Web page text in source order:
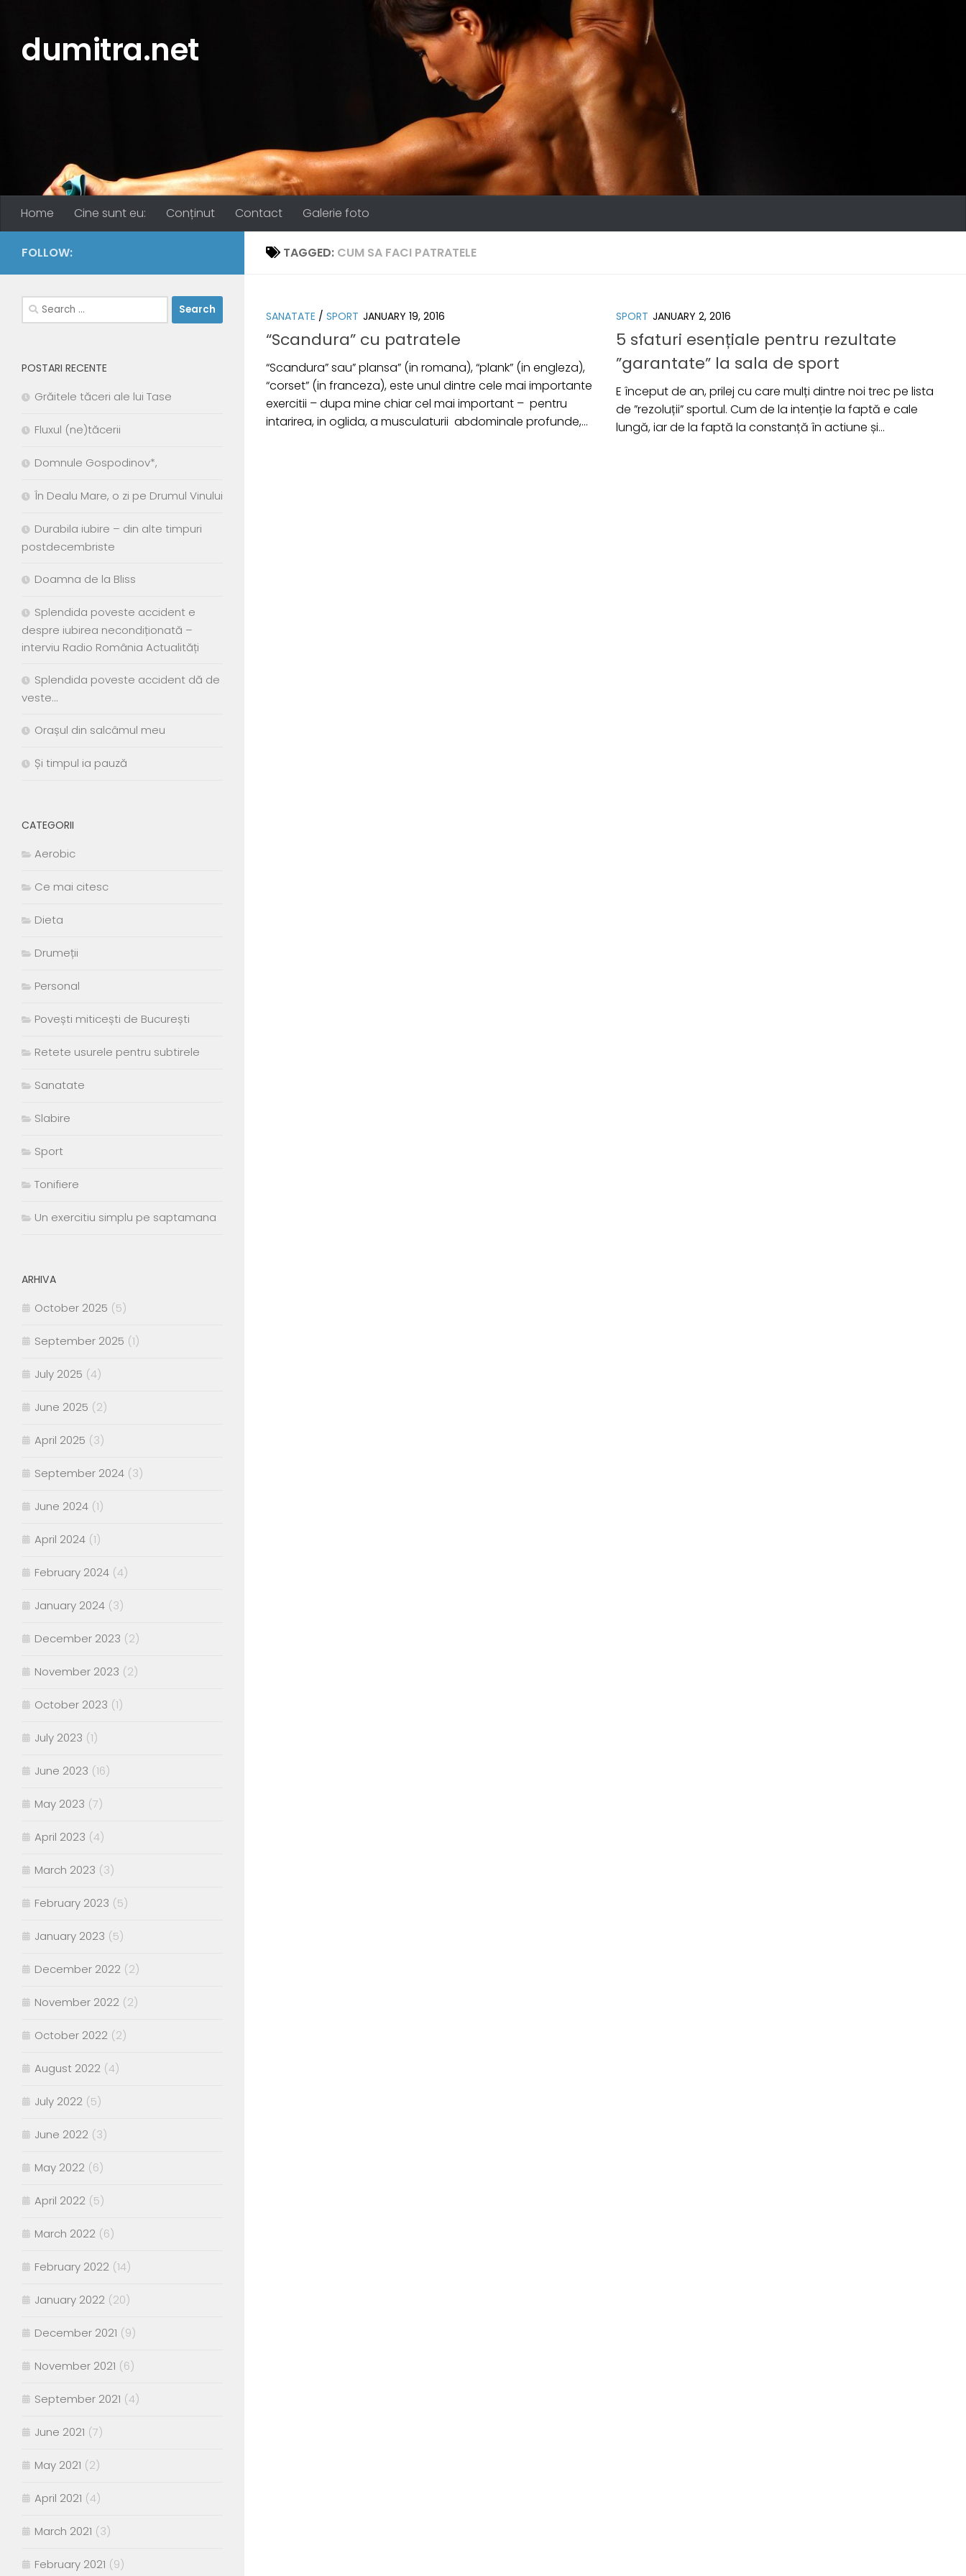
dumitra.net
Home Cine sunt eu: Conținut Contact Galerie foto
TAGGED: CUM SA FACI PATRATELE
SANATATE / SPORT JANUARY 19, 2016
“Scandura” cu patratele
“Scandura” sau” plansa” (in romana), “plank” (in engleza),
“corset” (in franceza), este unul dintre cele mai importante
exercitii – dupa mine chiar cel mai important – pentru
intarirea, in oglida, a musculaturii abdominale profunde,...
SPORT JANUARY 2, 2016
5 sfaturi esențiale pentru rezultate
”garantate” la sala de sport
E început de an, prilej cu care mulți dintre noi trec pe lista
de ”rezoluții” sportul. Cum de la intenție la faptă e cale
lungă, iar de la faptă la constanță în actiune și...
FOLLOW:
Search
for:
POSTARI RECENTE
Grăitele tăceri ale lui Tase
Fluxul (ne)tăcerii
Domnule Gospodinov*,
În Dealu Mare, o zi pe Drumul Vinului
Durabila iubire – din alte timpuri
postdecembriste
Doamna de la Bliss
Splendida poveste accident e
despre iubirea necondiționată –
interviu Radio România Actualități
Splendida poveste accident dă de
veste…
Orașul din salcâmul meu
Și timpul ia pauză
CATEGORII
Aerobic
Ce mai citesc
Dieta
Drumeții
Personal
Povești miticești de București
Retete usurele pentru subtirele
Sanatate
Slabire
Sport
Tonifiere
Un exercitiu simplu pe saptamana
ARHIVA
October 2025 (5)
September 2025 (1)
July 2025 (4)
June 2025 (2)
April 2025 (3)
September 2024 (3)
June 2024 (1)
April 2024 (1)
February 2024 (4)
January 2024 (3)
December 2023 (2)
November 2023 (2)
October 2023 (1)
July 2023 (1)
June 2023 (16)
May 2023 (7)
April 2023 (4)
March 2023 (3)
February 2023 (5)
January 2023 (5)
December 2022 (2)
November 2022 (2)
October 2022 (2)
August 2022 (4)
July 2022 (5)
June 2022 (3)
May 2022 (6)
April 2022 (5)
March 2022 (6)
February 2022 (14)
January 2022 (20)
December 2021 (9)
November 2021 (6)
September 2021 (4)
June 2021 (7)
May 2021 (2)
April 2021 (4)
March 2021 (3)
February 2021 (9)